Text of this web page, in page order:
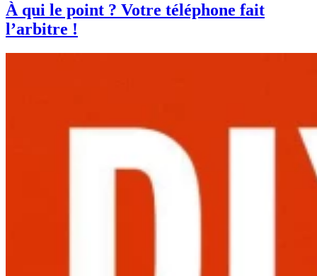
À qui le point ? Votre téléphone fait
l’arbitre !